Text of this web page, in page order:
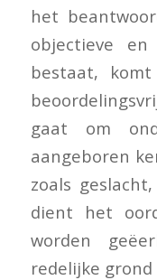
het
objectieve en
bestaat,
gaat om
aangeboren
zoals
dient het
worden
redelijke